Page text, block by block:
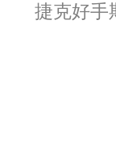
捷克好手